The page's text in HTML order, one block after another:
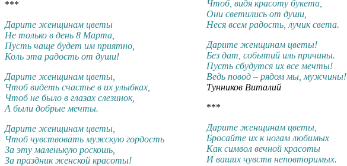
***
Дарите женщинам цветы
Не только в день 8 Марта,
Пусть чаще будет им приятно,
Коль эта радость от души!
Дарите женщинам цветы,
Чтоб видеть счастье в их улыбках,
Чтоб не было в глазах слезинок,
А были добрые мечты.
Дарите женщинам цветы,
Чтоб чувствовать мужскую гордость
За эту маленькую роскошь,
За праздник женской красоты!
Чтоб, видя красоту букета,
Они светились от души,
Неся всем радость, лучик света.
Дарите женщинам цветы!
Без дат, событий иль причины.
Пусть сбудутся их все мечты!
Ведь повод – рядом мы, мужчины!
Тунников Виталий
***
Дарите женщинам цветы,
Бросайте их к ногам любимых
Как символ вечной красоты
И ваших чувств неповторимых.